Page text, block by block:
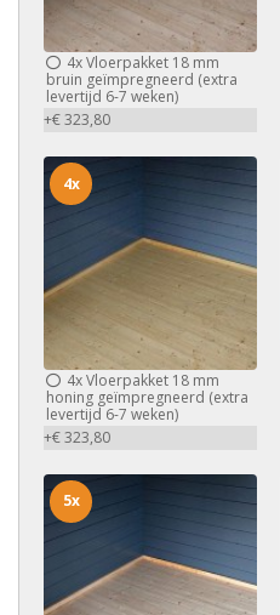
4xVloerpakket 18 mm
bruin geïmpregneerd (extra
levertijd 6-7 weken)
+€ 323,80
4xVloerpakket 18 mm
honing geïmpregneerd (extra
levertijd 6-7 weken)
+€ 323,80
4x
5x